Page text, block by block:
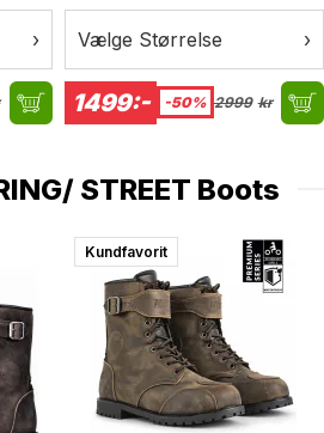
› Vælge Størrelse ›
1499:- -50% 2999 kr
STREET Boots
Surprise
Kundfavorit